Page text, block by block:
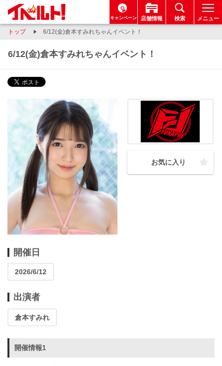
キャンペーン 店舗情報 検索 メニュー
トップ 6/12(金)倉本すみれちゃんイベント！
6/12(金)倉本すみれちゃんイベント！
お気に入り
開催日
2026/6/12
出演者
倉本すみれ
開催情報1